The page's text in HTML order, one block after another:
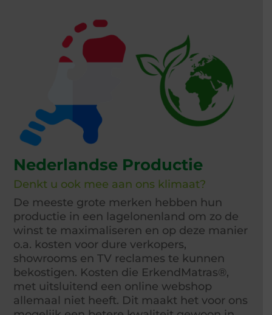
Nederlandse Productie
Denkt u ook mee aan ons klimaat?
De meeste grote merken hebben hun
productie in een lagelonenland om zo de
winst te maximaliseren en op deze manier
o.a. kosten voor dure verkopers,
showrooms en TV reclames te kunnen
bekostigen. Kosten die ErkendMatras®,
met uitsluitend een online webshop
allemaal niet heeft. Dit maakt het voor ons